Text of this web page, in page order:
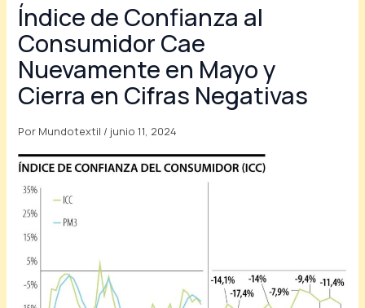
Índice de Confianza al
Consumidor Cae
Nuevamente en Mayo y
Cierra en Cifras Negativas
Por Mundotextil / junio 11, 2024